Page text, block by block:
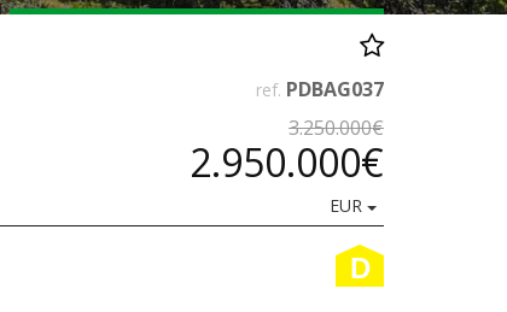
ref. PDBAG037
3.250.000€
2.950.000€
EUR
D